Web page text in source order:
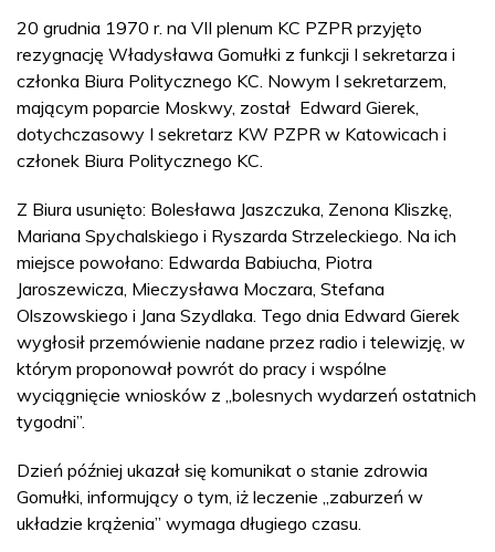
20 grudnia 1970 r. na VII plenum KC PZPR przyjęto
rezygnację Władysława Gomułki z funkcji I sekretarza i
członka Biura Politycznego KC. Nowym I sekretarzem,
mającym poparcie Moskwy, został Edward Gierek,
dotychczasowy I sekretarz KW PZPR w Katowicach i
członek Biura Politycznego KC.
Z Biura usunięto: Bolesława Jaszczuka, Zenona Kliszkę,
Mariana Spychalskiego i Ryszarda Strzeleckiego. Na ich
miejsce powołano: Edwarda Babiucha, Piotra
Jaroszewicza, Mieczysława Moczara, Stefana
Olszowskiego i Jana Szydlaka. Tego dnia Edward Gierek
wygłosił przemówienie nadane przez radio i telewizję, w
którym proponował powrót do pracy i wspólne
wyciągnięcie wniosków z „bolesnych wydarzeń ostatnich
tygodni”.
Dzień później ukazał się komunikat o stanie zdrowia
Gomułki, informujący o tym, iż leczenie „zaburzeń w
układzie krążenia” wymaga długiego czasu.